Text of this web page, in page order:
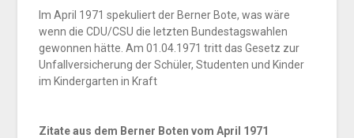
Im April 1971 spekuliert der Berner Bote, was wäre
wenn die CDU/CSU die letzten Bundestagswahlen
gewonnen hätte. Am 01.04.1971 tritt das Gesetz zur
Unfallversicherung der Schüler, Studenten und Kinder
im Kindergarten in Kraft
Zitate aus dem Berner Boten vom April 1971